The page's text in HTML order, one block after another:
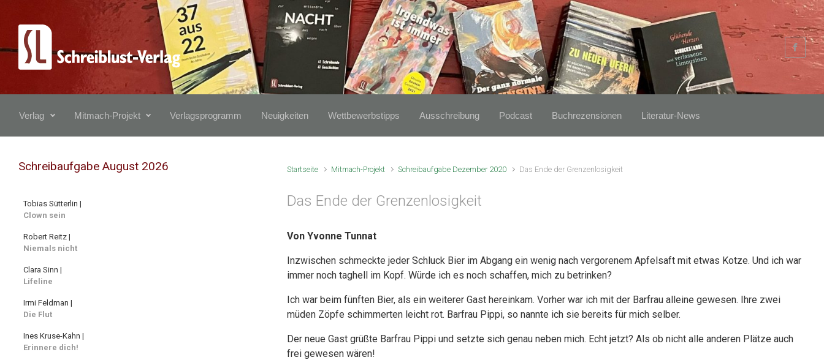
Zum Hauptinhalt springen
Verlag Mitmach-Projekt Verlagsprogramm Neuigkeiten Wettbewerbstipps Ausschreibung Podcast Buchrezensionen Literatur-News
Startseite Mitmach-Projekt Schreibaufgabe Dezember 2020 Das Ende der Grenzenlosigkeit
Das Ende der Grenzenlosigkeit
Von Yvonne Tunnat
Inzwischen schmeckte jeder Schluck Bier im Abgang ein wenig nach vergorenem Apfelsaft mit etwas Kotze. Und ich war
immer noch taghell im Kopf. Würde ich es noch schaffen, mich zu betrinken?
Ich war beim fünften Bier, als ein weiterer Gast hereinkam. Vorher war ich mit der Barfrau alleine gewesen. Ihre zwei
müden Zöpfe schimmerten leicht rot. Barfrau Pippi, so nannte ich sie bereits für mich selber.
Der neue Gast grüßte Barfrau Pippi und setzte sich genau neben mich. Echt jetzt? Als ob nicht alle anderen Plätze auch
frei gewesen wären!
Schreibaufgabe August 2026
Tobias Sütterlin |
Clown sein
Robert Reitz |
Niemals nicht
Clara Sinn |
Lifeline
Irmi Feldman |
Die Flut
Ines Kruse-Kahn |
Erinnere dich!